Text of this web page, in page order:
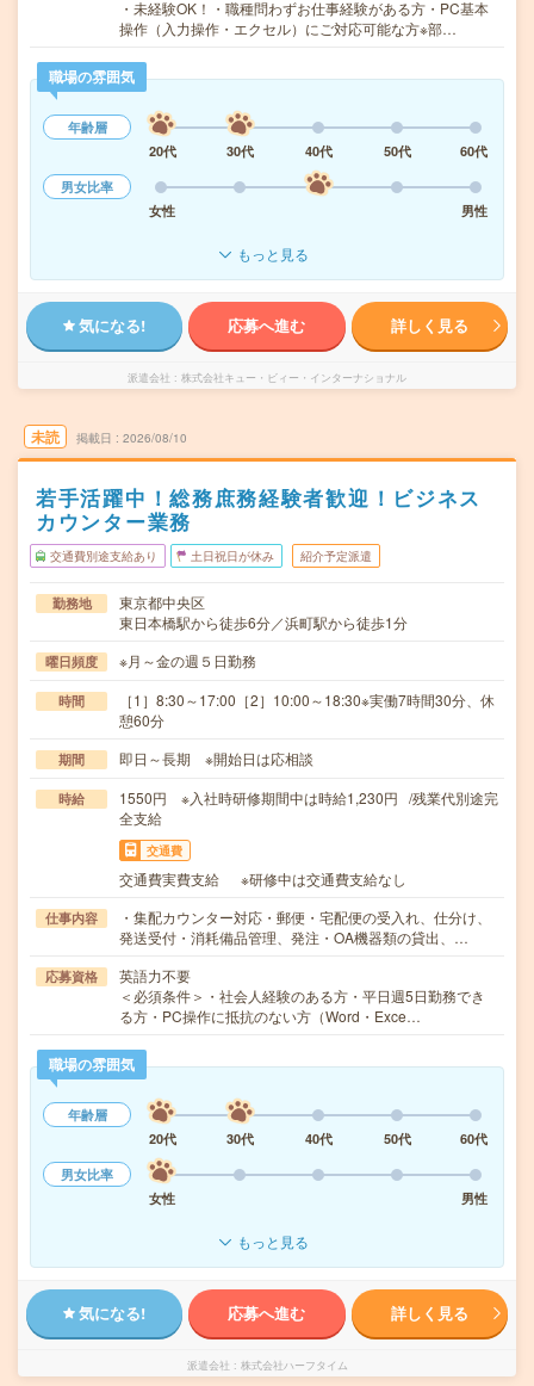
・未経験OK！・職種問わずお仕事経験がある方・PC基本
操作（入力操作・エクセル）にご対応可能な方※部…
職場の雰囲気
年齢層
20代
30代 40代 50代
60代
男女比率
女性
男性
もっと見る
気になる! 応募へ進む 詳しく見る
派遣会社 株式会社キュー・ビィー・インターナショナル
未読 掲載日 2026/08/10
若手活躍中！総務庶務経験者歓迎！ビジネス
カウンター業務
交通費別途支給あり 土日祝日が休み 紹介予定派遣
勤務地
東京都中央区
東日本橋駅から徒歩6分／浜町駅から徒歩1分
曜日頻度 ※月～金の週５日勤務
時間
［1］8:30～17:00［2］10:00～18:30※実働7時間30分、休
憩60分
期間 即日～長期 ※開始日は応相談
時給
1550円 ※入社時研修期間中は時給1,230円 /残業代別途完
全支給
交通費
交通費実費支給 ※研修中は交通費支給なし
仕事内容
・集配カウンター対応・郵便・宅配便の受入れ、仕分け、
発送受付・消耗備品管理、発注・OA機器類の貸出、…
応募資格
英語力不要
＜必須条件＞・社会人経験のある方・平日週5日勤務でき
る方・PC操作に抵抗のない方（Word・Exce…
職場の雰囲気
年齢層
20代
30代 40代 50代
60代
男女比率
女性
男性
もっと見る
気になる! 応募へ進む 詳しく見る
派遣会社 株式会社ハーフタイム